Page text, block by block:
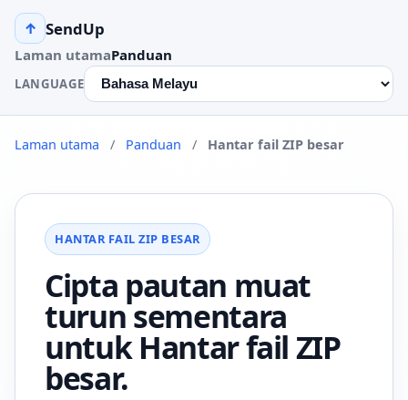
↑ SendUp
Laman utamaPanduan
LANGUAGE
Laman utama / Panduan / Hantar fail ZIP besar
HANTAR FAIL ZIP BESAR
Cipta pautan muat
turun sementara
untuk Hantar fail ZIP
besar.